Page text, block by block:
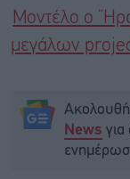
Μοντέλο ο
μεγάλων
News